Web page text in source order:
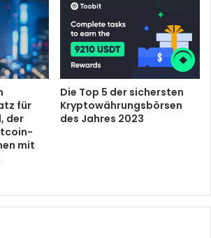
für
der
mit
Die Top 5 der sichersten
Kryptowährungsbörsen
des Jahres 2023